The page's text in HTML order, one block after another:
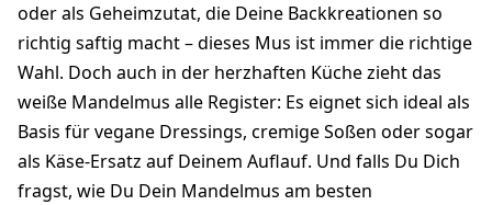
oder als Geheimzutat, die Deine Backkreationen so
richtig saftig macht – dieses Mus ist immer die richtige
Wahl. Doch auch in der herzhaften Küche zieht das
weiße Mandelmus alle Register: Es eignet sich ideal als
Basis für vegane Dressings, cremige Soßen oder sogar
als Käse-Ersatz auf Deinem Auflauf. Und falls Du Dich
fragst, wie Du Dein Mandelmus am besten